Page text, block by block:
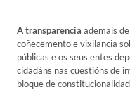
A transparencia ademais
coñecemento e vixilancia
públicas e os seus entes
cidadáns nas cuestións de
bloque de